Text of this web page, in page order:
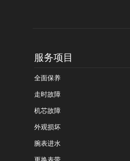
服务项目
全面保养
走时故障
机芯故障
外观损坏
腕表进水